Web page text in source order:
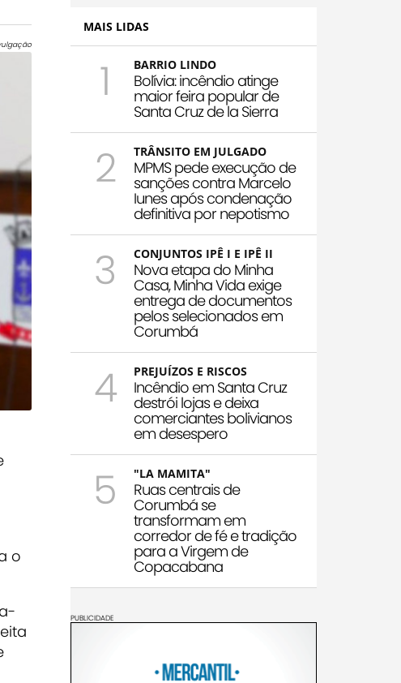
o
MAIS LIDAS
1 BARRIO LINDO
Bolívia: incêndio atinge
maior feira popular de
Santa Cruz de la Sierra
2 TRÂNSITO EM JULGADO
MPMS pede execução de
sanções contra Marcelo
Iunes após condenação
definitiva por nepotismo
3 CONJUNTOS IPÊ I E IPÊ II
Nova etapa do Minha
Casa, Minha Vida exige
entrega de documentos
pelos selecionados em
Corumbá
4 PREJUÍZOS E RISCOS
Incêndio em Santa Cruz
destrói lojas e deixa
comerciantes bolivianos
em desespero
5 "LA MAMITA"
Ruas centrais de
Corumbá se
transformam em
corredor de fé e tradição
para a Virgem de
Copacabana
PUBLICIDADE